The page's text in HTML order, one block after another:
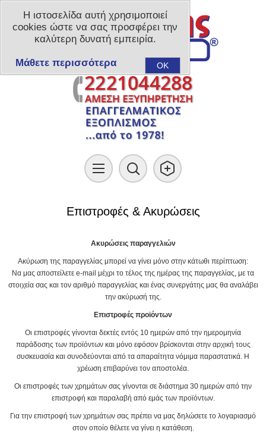
Επιστροφές & Ακυρώσεις
Ακυρώσεις παραγγελιών
Ακύρωση της παραγγελίας μπορεί να γίνει μόνο στην κάτωθι περίπτωση:
Να μας αποστείλετε e-mail μέχρι το τέλος της ημέρας της παραγγελίας, με τα
στοιχεία σας και τον αριθμό παραγγελίας και ένας συνεργάτης μας θα αναλάβει
την ακύρωσή της.
Επιστροφές προϊόντων
Οι επιστροφές γίνονται δεκτές εντός 10 ημερών από την ημερομηνία
παράδοσης των προϊόντων και μόνο εφόσον βρίσκονται στην αρχική τους
συσκευασία και συνοδεύονται από τα απαραίτητα νόμιμα παραστατικά. Η
χρέωση επιβαρύνει τον αποστολέα.
Οι επιστροφές των χρημάτων σας γίνονται σε διάστημα 30 ημερών από την
επιστροφή και παραλαβή από εμάς των προϊόντων.
Για την επιστροφή των χρημάτων σας πρέπει να μας δηλώσετε το λογαριασμό
στον οποίο θέλετε να γίνει η κατάθεση.
Η ιστοσελίδα αυτή χρησιμοποιεί
cookies ώστε να σας προσφέρει την
καλύτερη δυνατή εμπειρία.
OK
Μάθετε περισσότερα